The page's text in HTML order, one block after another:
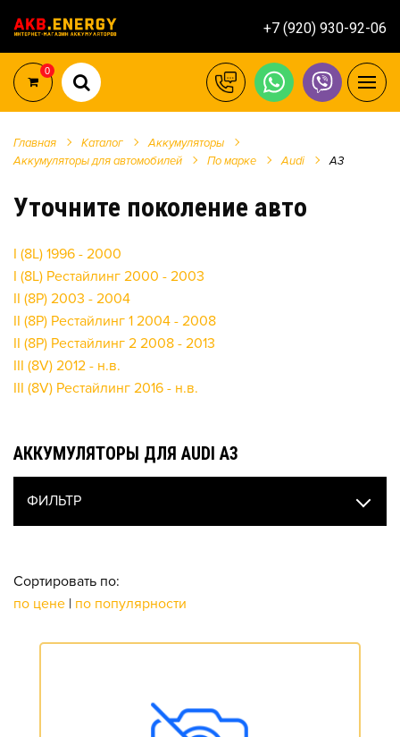
+7 (920) 930-92-06
0
Главная Каталог
Аккумуляторы
Аккумуляторы для автомобилей
По марке Audi A3
Уточните поколение авто
I (8L) 1996 - 2000
I (8L) Рестайлинг 2000 - 2003
II (8P) 2003 - 2004
II (8P) Рестайлинг 1 2004 - 2008
II (8P) Рестайлинг 2 2008 - 2013
III (8V) 2012 - н.в.
III (8V) Рестайлинг 2016 - н.в.
АККУМУЛЯТОРЫ ДЛЯ AUDI A3
ФИЛЬТР
Сортировать по:
по цене | по популярности